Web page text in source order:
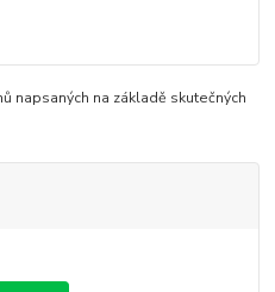
napsaných na základě skutečných